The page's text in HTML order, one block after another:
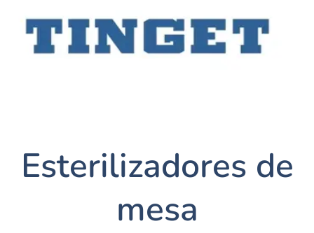
Esterilizadores de
mesa